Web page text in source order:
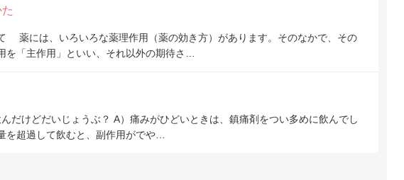
薬には、いろいろな薬理作用（薬の効き方）があります。そのなかで、その
を「主作用」といい、それ以外の期待さ…
だけどだいじょうぶ？ A）痛みがひどいときは、鎮痛剤をつい多めに飲んでし
を超過して飲むと、副作用がでや…